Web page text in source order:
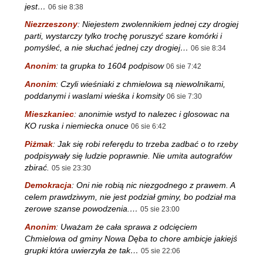
jest… 06 sie 8:38
Niezrzeszony: Niejestem zwolennikiem jednej czy drogiej
parti, wystarczy tylko trochę poruszyć szare komórki i
pomyśleć, a nie słuchać jednej czy drogiej… 06 sie 8:34
Anonim: ta grupka to 1604 podpisow 06 sie 7:42
Anonim: Czyli wieśniaki z chmielowa są niewolnikami,
poddanymi i waslami wieśka i komsity 06 sie 7:30
Mieszkaniec: anonimie wstyd to nalezec i glosowac na
KO ruska i niemiecka onuce 06 sie 6:42
Piżmak: Jak się robi referędu to trzeba zadbać o to rzeby
podpisywały się ludzie poprawnie. Nie umita autografów
zbirać. 05 sie 23:30
Demokracja: Oni nie robią nic niezgodnego z prawem. A
celem prawdziwym, nie jest podział gminy, bo podział ma
zerowe szanse powodzenia.… 05 sie 23:00
Anonim: Uważam że cała sprawa z odcięciem
Chmielowa od gminy Nowa Dęba to chore ambicje jakiejś
grupki która uwierzyła że tak… 05 sie 22:06